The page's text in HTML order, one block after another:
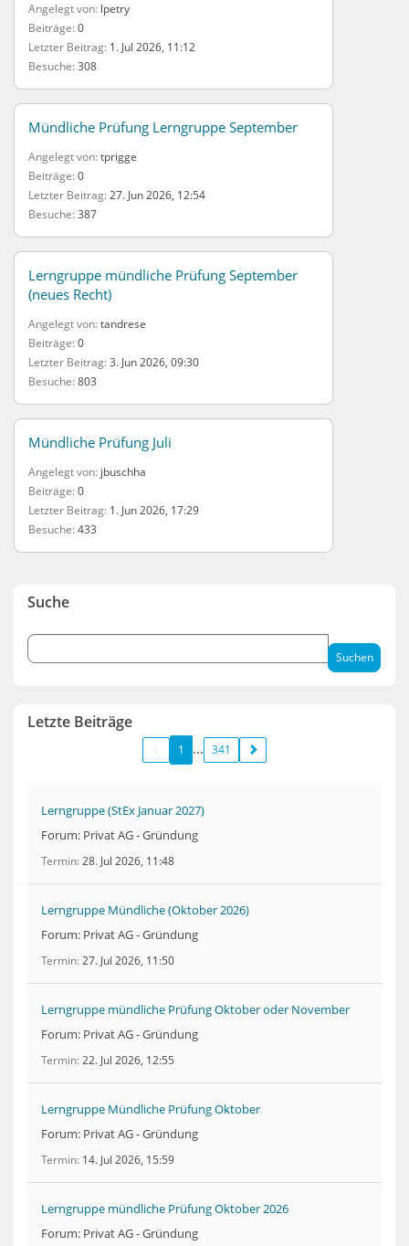
Angelegt von lpetry
Beiträge 0
Letzter Beitrag 1. Jul 2026, 11:12
Besuche 308
Mündliche Prüfung Lerngruppe September
Angelegt von tprigge
Beiträge 0
Letzter Beitrag 27. Jun 2026, 12:54
Besuche 387
Lerngruppe mündliche Prüfung September
(neues Recht)
Angelegt von tandrese
Beiträge 0
Letzter Beitrag 3. Jun 2026, 09:30
Besuche 803
Mündliche Prüfung Juli
Angelegt von jbuschha
Beiträge 0
Letzter Beitrag 1. Jun 2026, 17:29
Besuche 433
Suche
Letzte Beiträge
1 341
Lerngruppe (StEx Januar 2027)
Forum: Privat AG - Gründung
Termin 28. Jul 2026, 11:48
Lerngruppe Mündliche (Oktober 2026)
Forum: Privat AG - Gründung
Termin 27. Jul 2026, 11:50
Lerngruppe mündliche Prüfung Oktober oder November
Forum: Privat AG - Gründung
Termin 22. Jul 2026, 12:55
Lerngruppe Mündliche Prüfung Oktober
Forum: Privat AG - Gründung
Termin 14. Jul 2026, 15:59
Lerngruppe mündliche Prüfung Oktober 2026
Forum: Privat AG - Gründung